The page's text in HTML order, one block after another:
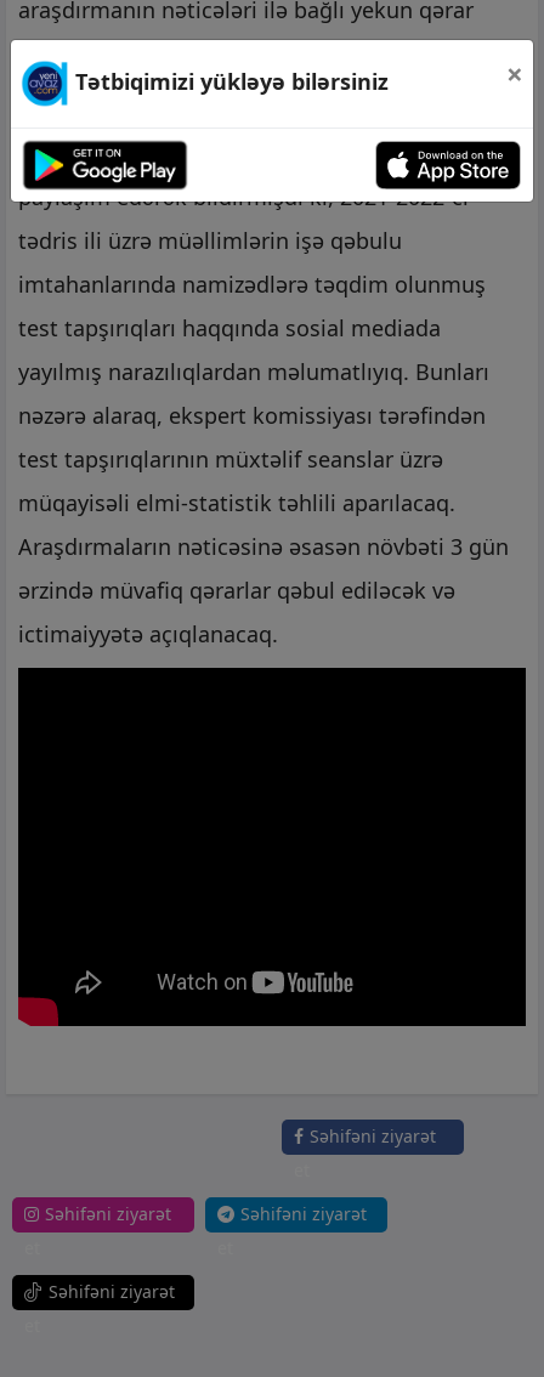
araşdırmanın nəticələri ilə bağlı yekun qərar
Qeyd edək ki, Təhsil naziri Emin Əmrullayev də
bununla bağlı rəsmi “Facebook” hesabından
paylaşım edərək bildirmişdi ki, 2021-2022-ci
tədris ili üzrə müəllimlərin işə qəbulu
imtahanlarında namizədlərə təqdim olunmuş
test tapşırıqları haqqında sosial mediada
yayılmış narazılıqlardan məlumatlıyıq. Bunları
nəzərə alaraq, ekspert komissiyası tərəfindən
test tapşırıqlarının müxtəlif seanslar üzrə
müqayisəli elmi-statistik təhlili aparılacaq.
Araşdırmaların nəticəsinə əsasən növbəti 3 gün
ərzində müvafiq qərarlar qəbul ediləcək və
ictimaiyyətə açıqlanacaq.
Səhifəni ziyarət
Səhifəni ziyarət
Səhifəni ziyarət
Səhifəni ziyarət
Tətbiqimizi yükləyə bilərsiniz ×